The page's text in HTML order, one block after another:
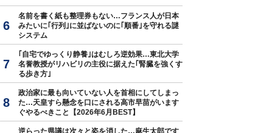
名前を書く紙も整理券もない…フランス人が日本
みたいに｢行列｣に並ばないのに｢順番｣を守れる謎
システム
｢自宅でゆっくり静養｣はむしろ逆効果…東北大学
名誉教授がリハビリの主役に据えた｢腎臓を強くす
る歩き方｣
政治家に最も向いていない人を首相にしてしまっ
た…天皇すら懸念を口にされる高市早苗がいます
ぐやるべきこと【2026年6月BEST】
逆らった県議は次々と姿を消した…麻生太郎です